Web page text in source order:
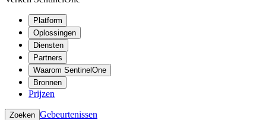
Platform
Oplossingen
Diensten
Partners
Waarom SentinelOne
Bronnen
Prijzen
Zoeken Gebeurtenissen